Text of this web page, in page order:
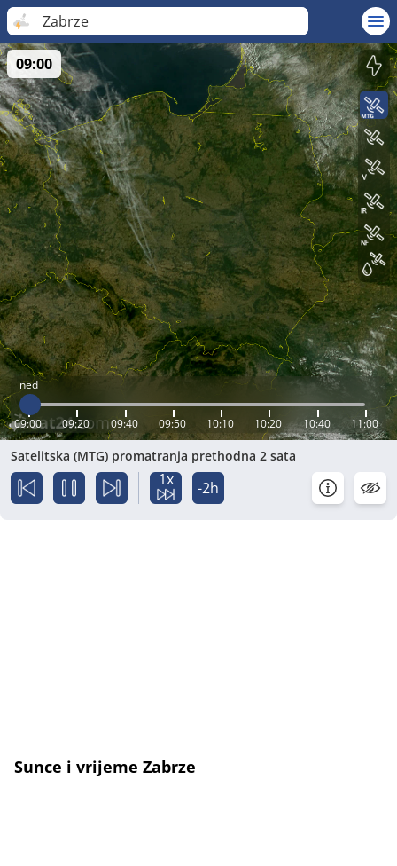
Zabrze
ned
09:00 09:20 09:40 09:50 10:10 10:20 10:40 11:00
09:00
Satelitska (MTG) promatranja prethodna 2 sata
1x -2h
Sunce i vrijeme Zabrze